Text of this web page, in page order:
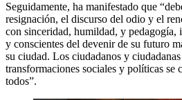
Seguidamente, ha manifestado que
resignación, el discurso del odio y el
con sinceridad, humildad, y pedagogía,
y conscientes del devenir de su futuro
su ciudad. Los ciudadanos y
transformaciones sociales y políticas se
todos”.